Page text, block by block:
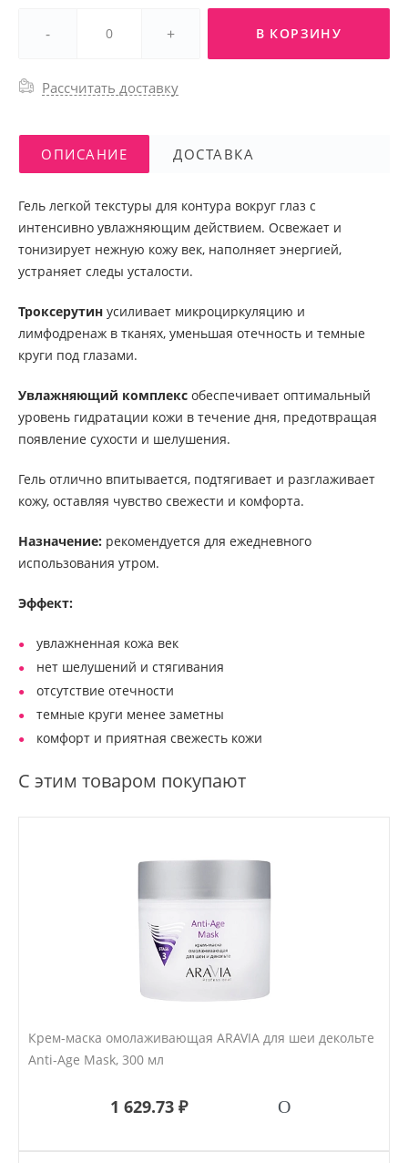
- + В КОРЗИНУ
Рассчитать доставку
ОПИСАНИЕ ДОСТАВКА
Гель легкой текстуры для контура вокруг глаз с
интенсивно увлажняющим действием. Освежает и
тонизирует нежную кожу век, наполняет энергией,
устраняет следы усталости.
Троксерутин усиливает микроциркуляцию и
лимфодренаж в тканях, уменьшая отечность и темные
круги под глазами.
Увлажняющий комплекс обеспечивает оптимальный
уровень гидратации кожи в течение дня, предотвращая
появление сухости и шелушения.
Гель отлично впитывается, подтягивает и разглаживает
кожу, оставляя чувство свежести и комфорта.
Назначение: рекомендуется для ежедневного
использования утром.
Эффект:
увлажненная кожа век
нет шелушений и стягивания
отсутствие отечности
темные круги менее заметны
комфорт и приятная свежесть кожи
С этим товаром покупают
Крем-маска омолаживающая ARAVIA для шеи декольте
Anti-Age Mask, 300 мл
1 629.73 ₽